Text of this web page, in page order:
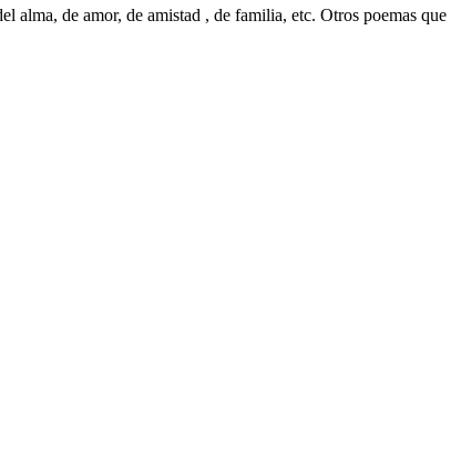
alma, de amor, de amistad , de familia, etc. Otros poemas que